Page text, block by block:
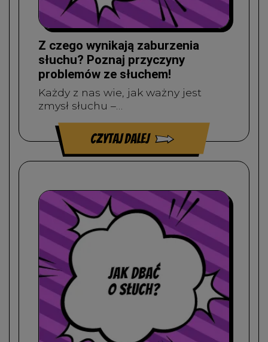
Z czego wynikają zaburzenia
słuchu? Poznaj przyczyny
problemów ze słuchem!
Każdy z nas wie, jak ważny jest
zmysł słuchu –…
czytaj dalej